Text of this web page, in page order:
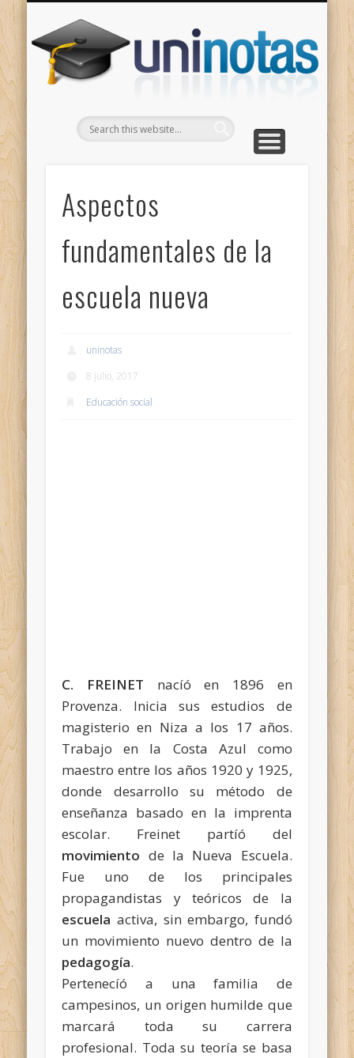
Aspectos
fundamentales de la
escuela nueva
uninotas
8 julio, 2017
Educación social
C. FREINET nacíó en 1896 en
Provenza. Inicia sus estudios de
magisterio en Niza a los 17 años.
Trabajo en la Costa Azul como
maestro entre los años 1920 y 1925,
donde desarrollo su método de
enseñanza basado en la imprenta
escolar. Freinet partíó del
movimiento de la Nueva Escuela.
Fue uno de los principales
propagandistas y teóricos de la
escuela activa, sin embargo, fundó
un movimiento nuevo dentro de la
pedagogía.
Pertenecíó a una familia de
campesinos, un origen humilde que
marcará toda su carrera
profesional. Toda su teoría se basa